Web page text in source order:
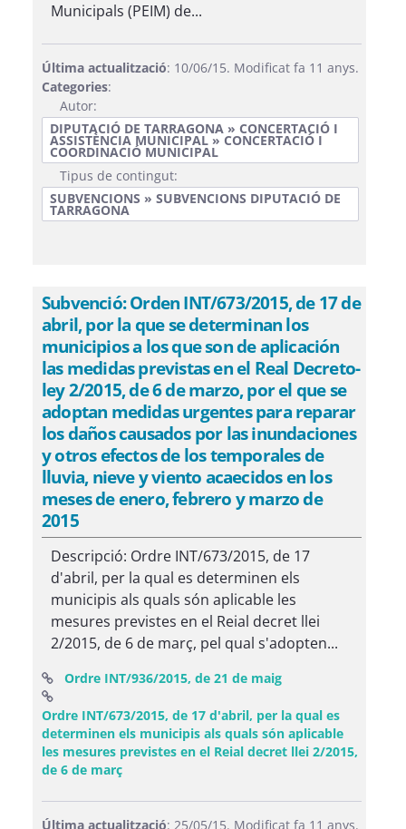
Municipals (PEIM) de...
Última actualització: 10/06/15. Modificat fa 11 anys.
Categories:
Autor:
DIPUTACIÓ DE TARRAGONA » CONCERTACIÓ I
ASSISTÈNCIA MUNICIPAL » CONCERTACIÓ I
COORDINACIÓ MUNICIPAL
Tipus de contingut:
SUBVENCIONS » SUBVENCIONS DIPUTACIÓ DE
TARRAGONA
Subvenció: Orden INT/673/2015, de 17 de
abril, por la que se determinan los
municipios a los que son de aplicación
las medidas previstas en el Real Decreto-
ley 2/2015, de 6 de marzo, por el que se
adoptan medidas urgentes para reparar
los daños causados por las inundaciones
y otros efectos de los temporales de
lluvia, nieve y viento acaecidos en los
meses de enero, febrero y marzo de
2015
Descripció: Ordre INT/673/2015, de 17
d'abril, per la qual es determinen els
municipis als quals són aplicable les
mesures previstes en el Reial decret llei
2/2015, de 6 de març, pel qual s'adopten...
Ordre INT/936/2015, de 21 de maig(Obre una finestra
Ordre INT/673/2015, de 17 d'abril, per la qual es
determinen els municipis als quals són aplicable
les mesures previstes en el Reial decret llei 2/2015,
de 6 de març(Obre una finestra nova)
Última actualització: 25/05/15. Modificat fa 11 anys.